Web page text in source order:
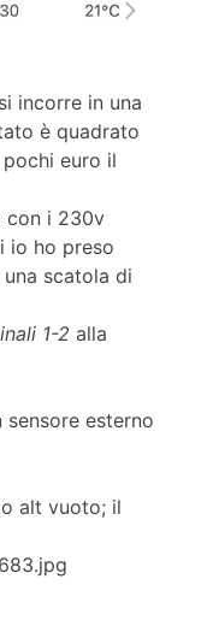
incorre in una
è quadrato
euro il
con i 230v
io ho preso
scatola di
1-2 alla
sensore esterno